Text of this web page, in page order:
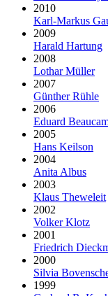
2010
Karl-Markus
2009
Harald Hartung
2008
Lothar Müller
2007
Günther Rühle
2006
Eduard
2005
Hans Keilson
2004
Anita Albus
2003
Klaus Theweleit
2002
Volker Klotz
2001
Friedrich
2000
Silvia
1999